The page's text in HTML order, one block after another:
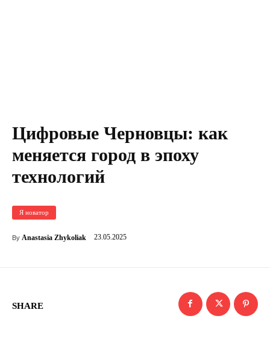
Цифровые Черновцы: как
меняется город в эпоху
технологий
Я новатор
By Anastasia Zhykoliak 23.05.2025
SHARE